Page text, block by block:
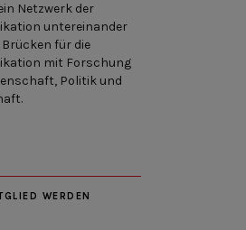
Netzwerk der
untereinander
für die
mit Forschung
Politik und
WERDEN